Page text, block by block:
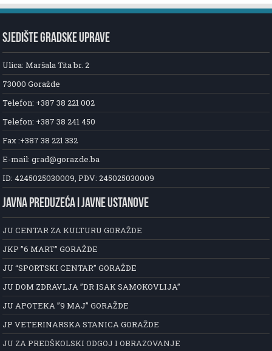
SJEDIŠTE GRADSKE UPRAVE
Ulica: Maršala Tita br. 2
73000 Goražde
Telefon: +387 38 221 002
Telefon: +387 38 241 450
Fax :+387 38 221 332
E-mail: grad@gorazde.ba
ID: 4245025030009, PDV: 245025030009
JAVNA PREDUZEĆA I JAVNE USTANOVE
JU CENTAR ZA KULTURU GORAŽDE
JKP ”6 MART” GORAŽDE
JU “SPORTSKI CENTAR” GORAŽDE
JU DOM ZDRAVLJA ”DR ISAK SAMOKOVLIJA”
JU APOTEKA ”9 MAJ” GORAŽDE
JP VETERINARSKA STANICA GORAŽDE
JU ZA PREDŠKOLSKI ODGOJ I OBRAZOVANJE